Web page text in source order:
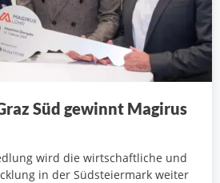
Süd gewinnt Magirus
wird die wirtschaftliche und
in der Südsteiermark weiter